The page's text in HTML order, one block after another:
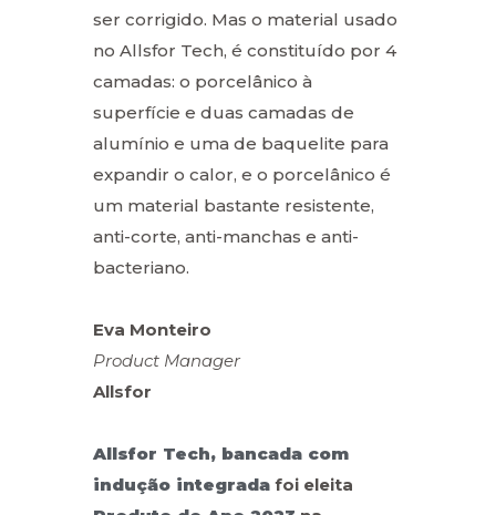
ser corrigido. Mas o material usado
no Allsfor Tech, é constituído por 4
camadas: o porcelânico à
superfície e duas camadas de
alumínio e uma de baquelite para
expandir o calor, e o porcelânico é
um material bastante resistente,
anti-corte, anti-manchas e anti-
bacteriano.
Eva Monteiro
Product Manager
Allsfor
Allsfor Tech, bancada com
indução integrada foi eleita